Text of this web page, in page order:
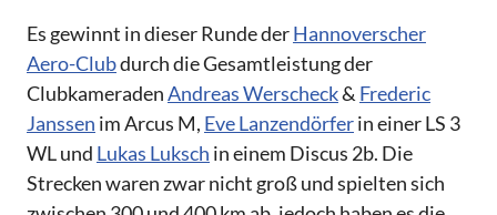
Es gewinnt in dieser Runde derHannoverscher
Aero-Clubdurch die Gesamtleistung der
ClubkameradenAndreas Werscheck& Frederic
Janssen im Arcus M, Eve Lanzendörferin einer LS 3
WL und Lukas Luksch in einem Discus 2b. Die
Strecken waren zwar nicht groß und spielten sich